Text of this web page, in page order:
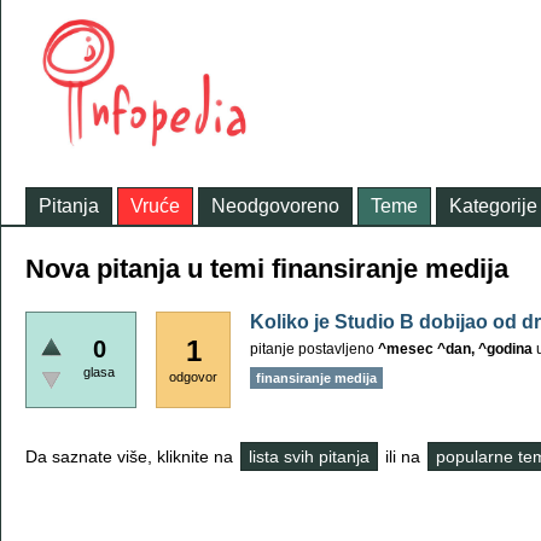
Pitanja Vruće Neodgovoreno Teme Kategorije
Nova pitanja u temi finansiranje medija
0
glasa
1
odgovor
Koliko je Studio B dobijao od
pitanje postavljeno ^mesec ^dan, ^godina
finansiranje medija
Da saznate više, kliknite na lista svih pitanja ili na popularne